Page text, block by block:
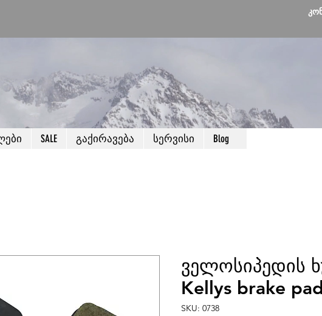
SALE გაქირავება სერვისი Blog
ველოსიპედის
Kellys brake
SKU: 0738